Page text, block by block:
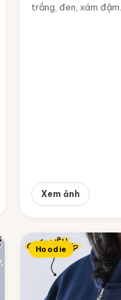
trắng, đen, xám đậm.
Xem ảnh
Hoodie